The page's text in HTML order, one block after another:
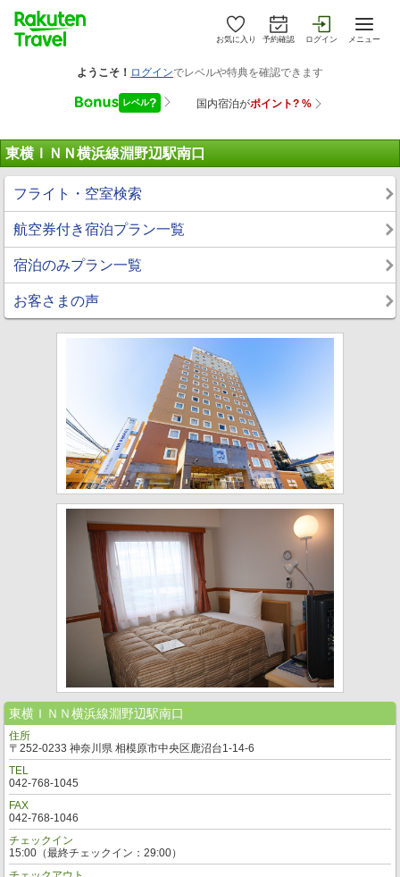
お気に入り 予約確認 ログイン メニュー
東横ＩＮＮ横浜線淵野辺駅南口
フライト・空室検索
航空券付き宿泊プラン一覧
宿泊のみプラン一覧
お客さまの声
東横ＩＮＮ横浜線淵野辺駅南口
住所
〒252-0233 神奈川県 相模原市中央区鹿沼台1-14-6
TEL
042-768-1045
FAX
042-768-1046
チェックイン
15:00（最終チェックイン：29:00）